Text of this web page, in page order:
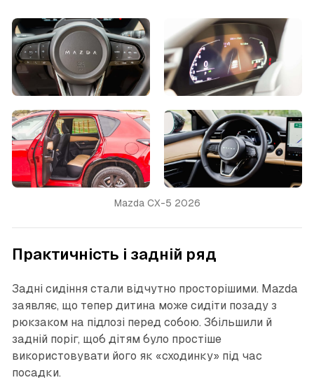
Mazda CX-5 2026
Практичність і задній ряд
Задні сидіння стали відчутно просторішими. Mazda
заявляє, що тепер дитина може сидіти позаду з
рюкзаком на підлозі перед собою. Збільшили й
задній поріг, щоб дітям було простіше
використовувати його як «сходинку» під час
посадки.